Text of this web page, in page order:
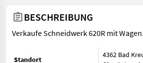
BESCHREIBUNG
Verkaufe Schneidwerk 620R mit Wagen.
Standort
4362 Bad